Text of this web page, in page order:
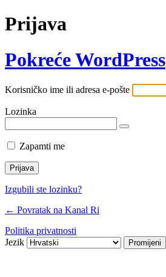
Prijava
Pokreće WordPress
Korisničko ime ili adresa e-pošte
Lozinka
Zapamti me
Izgubili ste lozinku?
← Povratak na Kanal Ri
Politika privatnosti
Jezik